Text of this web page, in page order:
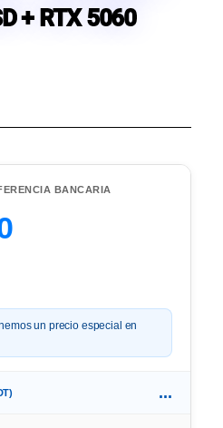
+ RTX 5060
BANCARIA
un precio especial en
...